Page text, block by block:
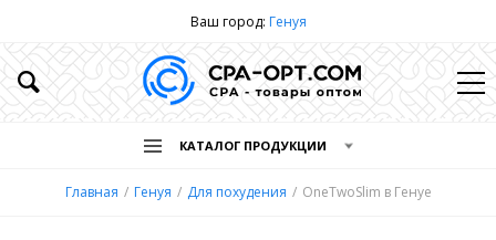
Ваш город: Генуя
КАТАЛОГ ПРОДУКЦИИ
Главная Генуя Для похудения OneTwoSlim в Генуе